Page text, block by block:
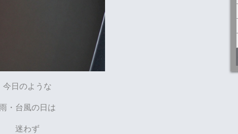
今日のような
・台風の日は
迷わず